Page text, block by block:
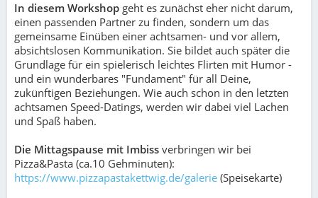
In diesem Workshop geht es zunächst eher nicht darum,
einen passenden Partner zu finden, sondern um das
gemeinsame Einüben einer achtsamen- und vor allem,
absichtslosen Kommunikation. Sie bildet auch später die
Grundlage für ein spielerisch leichtes Flirten mit Humor -
und ein wunderbares "Fundament" für all Deine,
zukünftigen Beziehungen. Wie auch schon in den letzten
achtsamen Speed-Datings, werden wir dabei viel Lachen
und Spaß haben.
Die Mittagspause mit Imbiss verbringen wir bei
Pizza&Pasta (ca.10 Gehminuten):
https://www.pizzapastakettwig.de/galerie (Speisekarte)